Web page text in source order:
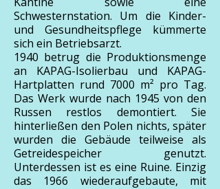
Schwesternstation. Um die Kinder-
und Gesundheitspflege kümmerte
sich ein Betriebsarzt.
1940 betrug die Produktionsmenge
an KAPAG-Isolierbau und KAPAG-
Hartplatten rund 7000 m² pro Tag.
Das Werk wurde nach 1945 von den
Russen restlos demontiert. Sie
hinterließen den Polen nichts, später
wurden die Gebäude teilweise als
Getreidespeicher genutzt.
Unterdessen ist es eine Ruine. Einzig
das 1966 wiederaufgebaute, mit